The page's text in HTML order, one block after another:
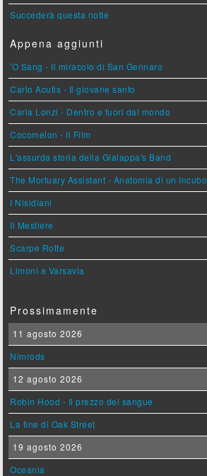
Succederà questa notte
Appena aggiunti
'O Sang - Il miracolo di San Gennaro
Carlo Acutis - Il giovane santo
Carla Lonzi - Dentro e fuori dal mondo
Cocomelon - Il Film
L'assurda storia della Gialappa's Band
The Mortuary Assistant - Anatomia di un Incubo
I Nisidiani
Il Mestiere
Scarpe Rotte
Limoni a Varsavia
Prossimamente
11 agosto 2026
Nimrods
12 agosto 2026
Robin Hood - Il prezzo del sangue
La fine di Oak Street
19 agosto 2026
Oceania